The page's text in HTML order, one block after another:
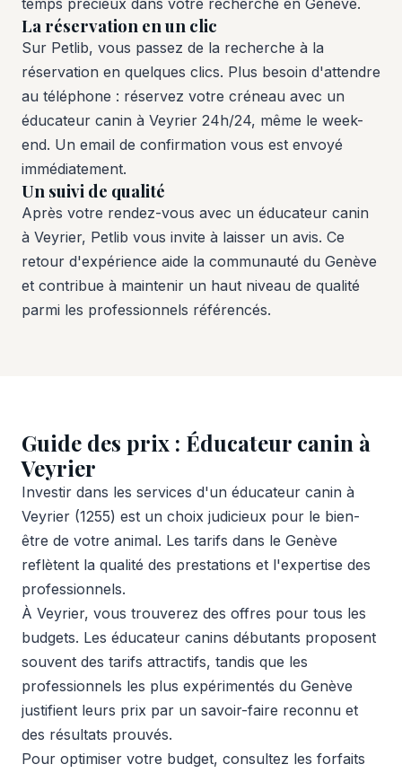
temps précieux dans votre recherche en Genève.
La réservation en un clic
Sur Petlib, vous passez de la recherche à la
réservation en quelques clics. Plus besoin d'attendre
au téléphone : réservez votre créneau avec un
éducateur canin à Veyrier 24h/24, même le week-
end. Un email de confirmation vous est envoyé
immédiatement.
Un suivi de qualité
Après votre rendez-vous avec un éducateur canin
à Veyrier, Petlib vous invite à laisser un avis. Ce
retour d'expérience aide la communauté du Genève
et contribue à maintenir un haut niveau de qualité
parmi les professionnels référencés.
Guide des prix : Éducateur canin à
Veyrier
Investir dans les services d'un éducateur canin à
Veyrier (1255) est un choix judicieux pour le bien-
être de votre animal. Les tarifs dans le Genève
reflètent la qualité des prestations et l'expertise des
professionnels.
À Veyrier, vous trouverez des offres pour tous les
budgets. Les éducateur canins débutants proposent
souvent des tarifs attractifs, tandis que les
professionnels les plus expérimentés du Genève
justifient leurs prix par un savoir-faire reconnu et
des résultats prouvés.
Pour optimiser votre budget, consultez les forfaits